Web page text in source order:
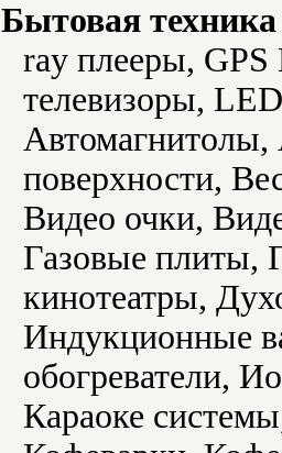
Бытовая
ray плееры,
телевизоры,
Автомагнитолы,
поверхности,
Видео очки,
Газовые плиты,
кинотеатры,
Индукционные
обогреватели,
Караоке